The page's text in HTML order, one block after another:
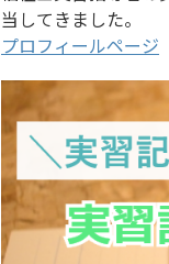
当してきました。
プロフィールページ